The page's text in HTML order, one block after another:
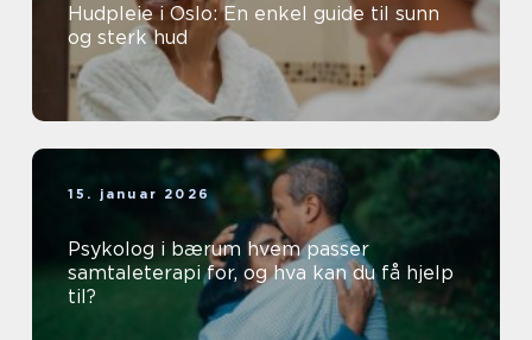
Hudpleie i Oslo: En enkel guide til sunn
og sterk hud
15. januar 2026
Psykolog i bærum hvem passer
samtaleterapi for, og hva kan du få hjelp
til?